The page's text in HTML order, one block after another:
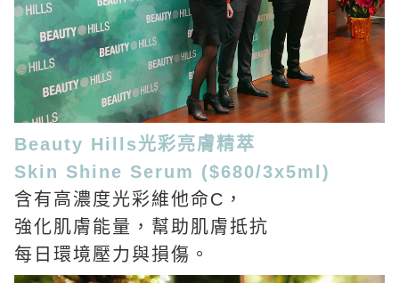
Beauty Hills光彩亮膚精萃
Skin Shine Serum ($680/3x5ml)
含有高濃度光彩維他命C，
強化肌膚能量，幫助肌膚抵抗
每日環境壓力與損傷。